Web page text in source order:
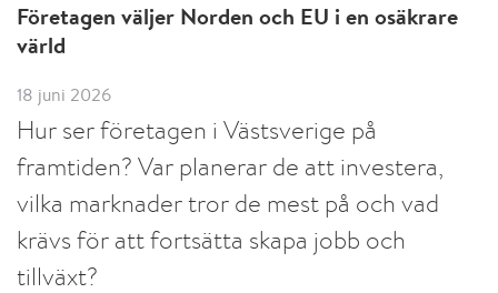
Företagen väljer Norden och EU i en osäkrare
värld
18 juni 2026
Hur ser företagen i Västsverige på
framtiden? Var planerar de att investera,
vilka marknader tror de mest på och vad
krävs för att fortsätta skapa jobb och
tillväxt?